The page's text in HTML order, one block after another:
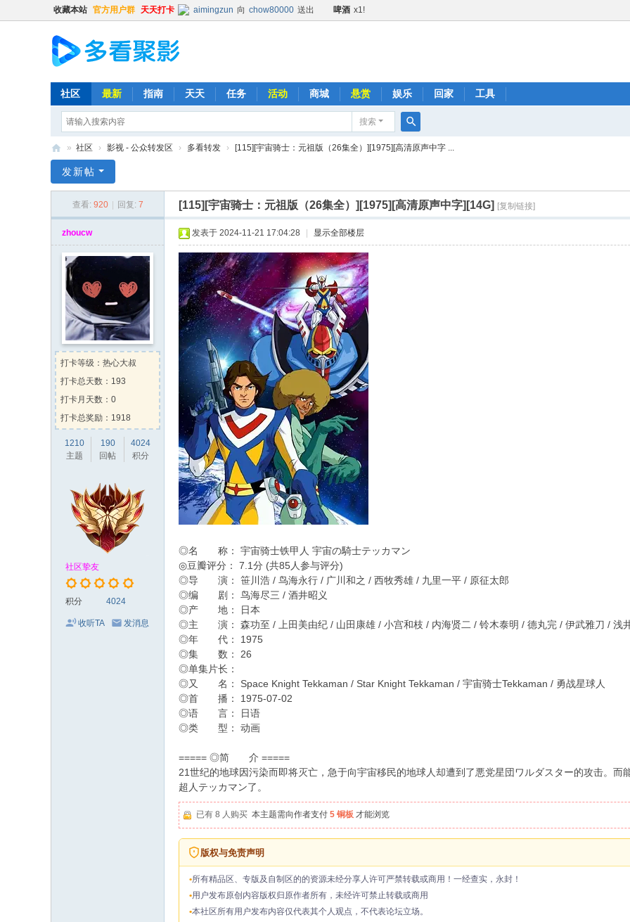
收藏本站 官方用户群 天天打卡 aimingzun 向 chow80000 送出 啤酒 x1!
普凡 时光机 送出 x1!
清尘 向 猪猪 送出 精品鼓励金+1 x2!
Balding 向 普凡 送出 肥宅快乐水 x1!
时光机 向 普凡 送出 火箭 x1!
513593603 向 lishya588 送出 啤酒 x1!
时光机 chow80000 x1!
hongbang 向 明镜不止水 送出 黄瓜 x1!
Kehk 向 ghout1 送出 肥宅快乐水 x1!
清尘 向 yyt12345 送出 精品鼓励金+1 x2!
时光机 向 513593603 送出 肥宅快乐水 x1!
Kehk 向 白玉老虎 送出 肥宅快乐水 x1!
时光机 向 两津勘吉 送出 火箭 x1!
Kevin 向 两津勘吉 送出 火箭 x1!
左脚流的一滴泪 向 蒸汽先生 送出 火箭 x1!
Kehk 向 zhhz0308 送出 甜甜圈 x1!
社区 最新 指南 天天 任务 活动 商城 悬赏 娱乐 回家 工具
搜索
搜
看
» 社区 › 影视 - 公众转发区 › 多看转发 › [115][宇宙骑士：元祖版（26集全）][1975][高清原声中字 ...
发新帖
查看: 920 回复: 7 [115][宇宙骑士：元祖版（26集全）][1975][高清原声中字][14G] [复制链接]
zhoucw
打卡等级：热心大叔
打卡总天数：193
打卡月天数：0
打卡总奖励：1918
1210
主题
190
回帖
4024
积分
社区挚友
积分 4024
收听TA 发消息
发表于 2024-11-21 17:04:28 显示全部楼层
◎名 称： 宇宙骑士铁甲人 宇宙の騎士テッカマン
◎豆瓣评分： 7.1分 (共85人参与评分)
◎导 演： 笹川浩 / 鸟海永行 / 广川和之 / 西牧秀雄 / 九里一平 / 原征太郎
◎编 剧： 鸟海尽三 / 酒井昭义
◎产 地： 日本
◎主 演： 森功至 / 上田美由纪 / 山田康雄 / 小宫和枝 / 内海贤二 / 铃木泰明 / 德丸完 / 伊武雅刀 / 浅
◎年 代： 1975
◎集 数： 26
◎单集片长：
◎又 名： Space Knight Tekkaman / Star Knight Tekkaman / 宇宙骑士Tekkaman / 勇战星球人
◎首 播： 1975-07-02
◎语 言： 日语
◎类 型： 动画
===== ◎简 介 =====
21世纪的地球因污染而即将灭亡，急于向宇宙移民的地球人却遭到了悪党星団ワルダスター的攻击。
超人テッカマン了。
已有 8 人购买 本主题需向作者支付 5 铜板 才能浏览
版权与免责声明
所有精品区、专版及自制区的的资源未经分享人许可严禁转载或商用！一经查实，永封！
用户发布原创内容版权归原作者所有，未经许可禁止转载或商用
本社区所有用户发布内容仅代表其个人观点，不代表论坛立场。